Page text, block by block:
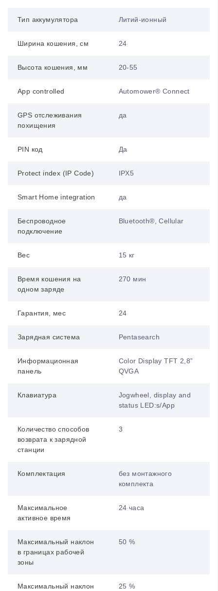
Тип аккумулятора Литий-ионный
Ширина кошения, см 24
Высота кошения, мм 20-55
App controlled Automower® Connect
GPS отслеживания
похищения
да
PIN код Да
Protect index (IP Code) IPX5
Smart Home integration да
Беспроводное
подключение
Bluetooth®, Cellular
Вес 15 кг
Время кошения на
одном заряде
270 мин
Гарантия, мес 24
Зарядная система Pentasearch
Информационная
панель
Color Display TFT 2,8”
QVGA
Клавиатура
Jogwheel, display and
status LED:s/App
Количество способов
возврата к зарядной
станции
3
Комплектация
без монтажного
комплекта
Максимальное
активное время
24 часа
Максимальный наклон
в границах рабочей
зоны
50 %
Максимальный наклон
25 %